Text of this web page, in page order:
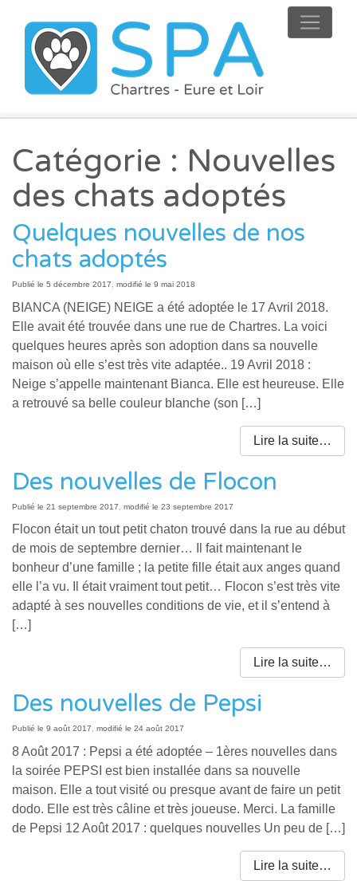
Catégorie : Nouvelles
des chats adoptés
Quelques nouvelles de nos
chats adoptés
Publié le 5 décembre 2017 modifié le 9 mai 2018
BIANCA (NEIGE) NEIGE a été adoptée le 17 Avril 2018.
Elle avait été trouvée dans une rue de Chartres. La voici
quelques heures après son adoption dans sa nouvelle
maison où elle s’est très vite adaptée.. 19 Avril 2018 :
Neige s’appelle maintenant Bianca. Elle est heureuse. Elle
a retrouvé sa belle couleur blanche (son […]
Lire la suite…
Des nouvelles de Flocon
Publié le 21 septembre 2017 modifié le 23 septembre 2017
Flocon était un tout petit chaton trouvé dans la rue au début
de mois de septembre dernier… Il fait maintenant le
bonheur d’une famille ; la petite fille était aux anges quand
elle l’a vu. Il était vraiment tout petit… Flocon s’est très vite
adapté à ses nouvelles conditions de vie, et il s’entend à
[…]
Lire la suite…
Des nouvelles de Pepsi
Publié le 9 août 2017 modifié le 24 août 2017
8 Août 2017 : Pepsi a été adoptée – 1ères nouvelles dans
la soirée PEPSI est bien installée dans sa nouvelle
maison. Elle a tout visité ou presque avant de faire un petit
dodo. Elle est très câline et très joueuse. Merci. La famille
de Pepsi 12 Août 2017 : quelques nouvelles Un peu de […]
Lire la suite…